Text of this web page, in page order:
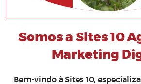
Somos a Sites 10
Marketing
Bem-vindo à Sites 10,